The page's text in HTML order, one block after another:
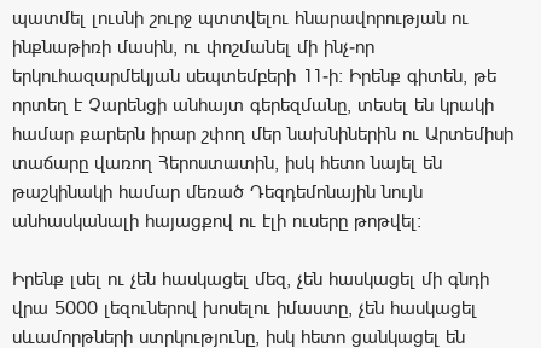
պատմել լուսնի շուրջ պտտվելու հնարավորության ու
ինքնաթիռի մասին, ու փոշմանել մի ինչ-որ
երկուհազարմեկյան սեպտեմբերի 11-ի: Իրենք գիտեն, թե
որտեղ է Չարենցի անհայտ գերեզմանը, տեսել են կրակի
համար քարերն իրար շփող մեր նախնիներին ու Արտեմիսի
տաճարը վառող Հերոստատին, իսկ հետո նայել են
թաշկինակի համար մեռած Դեզդեմոնային նույն
անհասկանալի հայացքով ու էլի ուսերը թոթվել:
Իրենք լսել ու չեն հասկացել մեզ, չեն հասկացել մի գնդի
վրա 5000 լեզուներով խոսելու իմաստը, չեն հասկացել
սևամորթների ստրկությունը, իսկ հետո ցանկացել են